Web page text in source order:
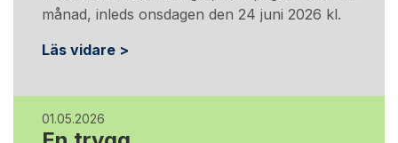
månad, inleds onsdagen den 24 juni 2026 kl.
Läs vidare >
01.05.2026